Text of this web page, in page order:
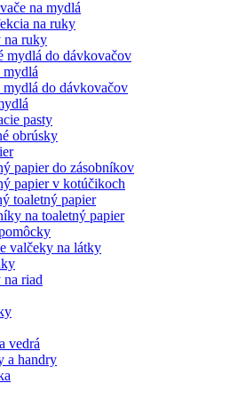
na mydlá
na ruky
na ruky
mydlá do dávkovačov
mydlá
mydlá do dávkovačov
pasty
obrúsky
papier do zásobníkov
papier v kotúčikoch
toaletný papier
na toaletný papier
valčeky na látky
riad
vedrá
a handry